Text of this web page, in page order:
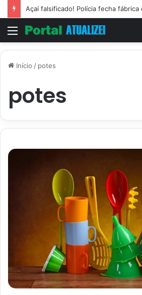
Açaí falsificado! Polícia fecha fábrica
Menu
Início / potes
potes